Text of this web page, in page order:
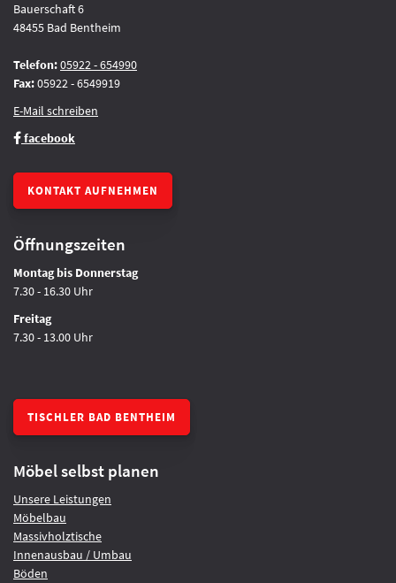
Bauerschaft 6
48455 Bad Bentheim
Telefon:05922 - 654990
Fax:05922 - 6549919
E-Mail schreiben
facebook
KONTAKT AUFNEHMEN
Öffnungszeiten
Montag bis Donnerstag
7.30 - 16.30 Uhr
Freitag
7.30 - 13.00 Uhr
TISCHLER BAD BENTHEIM
Möbel selbst planen
Unsere Leistungen
Möbelbau
Massivholztische
Innenausbau / Umbau
Böden